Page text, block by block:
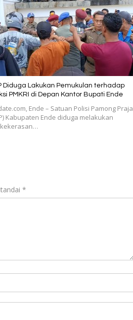
Diduga Lakukan Pemukulan terhadap
PMKRI di Depan Kantor Bupati Ende
Ende – Satuan Polisi Pamong Praja
Kabupaten Ende diduga melakukan
*